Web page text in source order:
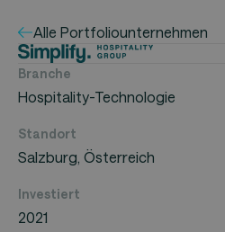
Alle Portfoliounternehmen
Branche
Hospitality-Technologie
Standort
Salzburg, Österreich
Investiert
2021